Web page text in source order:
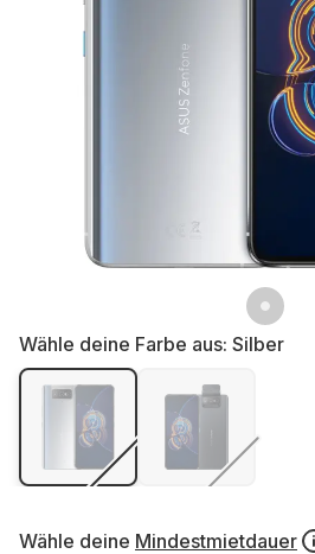
Wähle deine Farbe aus: Silber
Wähle deine Mindestmietdauer